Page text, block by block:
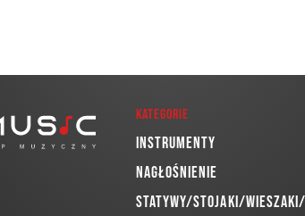
Kategorie
Instrumenty
Nagłośnienie
Statywy/Stojaki/Wieszaki/